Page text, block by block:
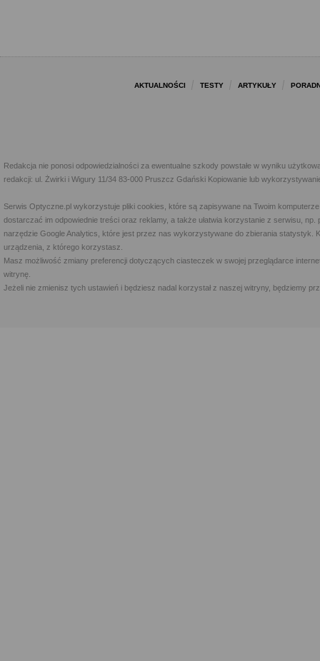
AKTUALNOŚCI TESTY ARTYKUŁY
Redakcja nie ponosi odpowiedzialności za ewentualne szkody powstałe w wyniku
redakcji: ul. Żwirki i Wigury 11/34 83-000 Pruszcz Gdański Kopiowanie lub
Serwis Optyczne.pl wykorzystuje pliki cookies, które są zapisywane na Twoim
dostarczać im odpowiednie treści oraz reklamy, a także ułatwia korzystanie z serwisu,
narzędzie Google Analytics, które jest przez nas wykorzystywane do zbierania statystyk.
urządzenia, z którego korzystasz.
Masz możliwość zmiany preferencji dotyczących ciasteczek w swojej przeglądarce
witrynę.
Jeżeli nie zmienisz tych ustawień i będziesz nadal korzystał z naszej witryny, będziemy